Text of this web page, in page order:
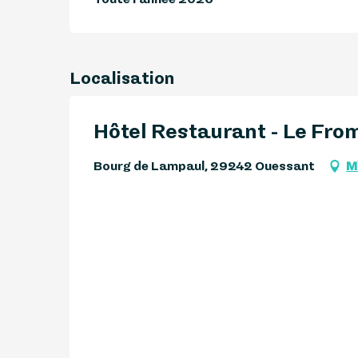
Localisation
Hôtel Restaurant - Le
Bourg de Lampaul, 29242 Ouessant